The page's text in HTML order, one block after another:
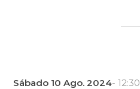
Sábado 10 Ago. 2024- 12:30